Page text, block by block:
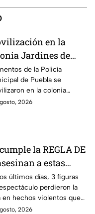
en la
Jardines de
José en Puebla
reportan una
lesionada
de la Policía
de Puebla se
en la colonia
de San José, luego de
2026
la REGLA DE
a estas
del espectáculo
últimos días
últimos días, 3 figuras
perdieron la
en hechos violentos que
a la
2026